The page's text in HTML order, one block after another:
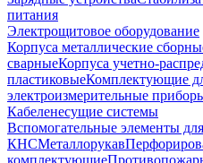
питания
Электрощитовое оборудование
Корпуса металлические
сварныеКорпуса учетно-
пластиковыеКомплектующие
электроизмерительные
Кабеленесущие системы
Вспомогательные элементы для
КНСМеталлорукав
комплектующие